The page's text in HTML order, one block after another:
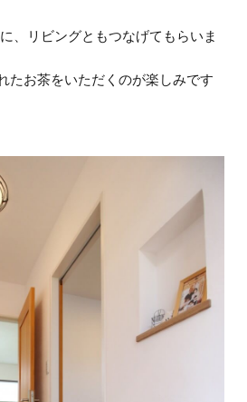
、リビングともつなげてもらいま
たお茶をいただくのが楽しみです